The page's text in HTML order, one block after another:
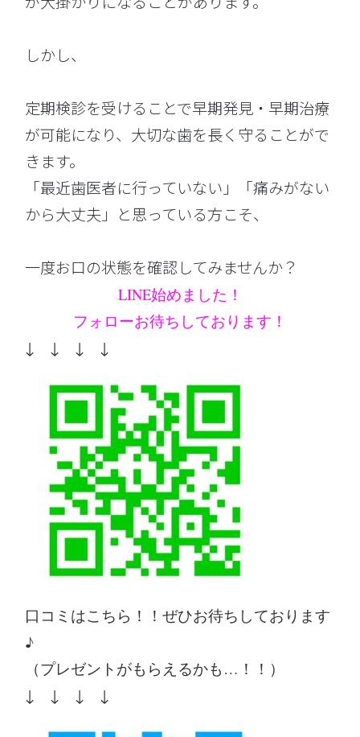
しかし、
定期検診を受けることで早期発見・早期治療
が可能になり、大切な歯を長く守ることがで
きます。
「最近歯医者に行っていない」「痛みがない
から大丈夫」と思っている方こそ、
一度お口の状態を確認してみませんか？
LINE始めました！
フォローお待ちしております！
↓ ↓ ↓ ↓
口コミはこちら！！ぜひお待ちしております
♪
（プレゼントがもらえるかも…！！）
↓ ↓ ↓ ↓